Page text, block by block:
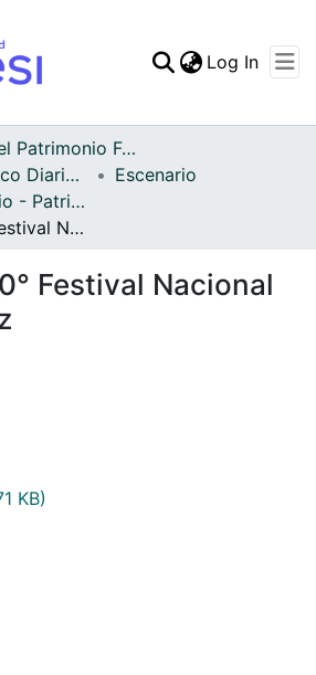
Statistics
Log In
Archivo del Patrimonio Fotográfico y Fílmico del Valle del Cauca
Fondo Fotográfico Diario Occidente
Escenario
FFDO - Escenario - Patrimonial
Afiche del 10° Festival Nacional Mono Núñez
Festival Nacional
KB)